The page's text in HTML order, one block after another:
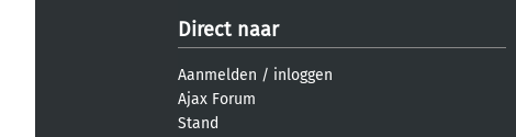
Direct naar
Aanmelden / inloggen
Ajax Forum
Stand